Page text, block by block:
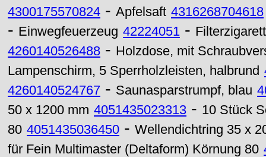
4300175570824 - Apfelsaft 4316268704618
- Einwegfeuerzeug 42224051 -
4260140526488 - Holzdose, mit
Lampenschirm, 5 Sperrholzleisten, halbrund
4260140524767 - Saunasparstrumpf, blau
50 x 1200 mm 4051435023313 - 10 Stück
80 4051435036450 - Wellendichtring 35 x
für Fein Multimaster (Deltaform) Körnung 80